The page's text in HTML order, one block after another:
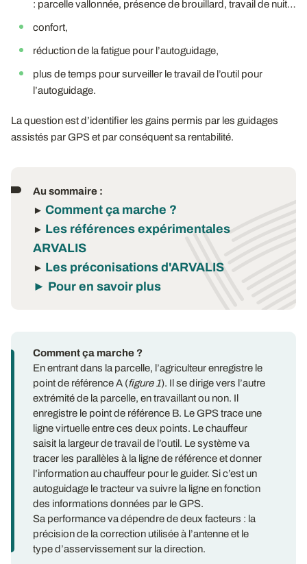
: parcelle vallonnée, présence de brouillard, travail de nuit…
confort,
réduction de la fatigue pour l’autoguidage,
plus de temps pour surveiller le travail de l’outil pour
l’autoguidage.
La question est d’identifier les gains permis par les guidages
assistés par GPS et par conséquent sa rentabilité.
Au sommaire :
► Comment ça marche ?
► Les références expérimentales
ARVALIS
► Les préconisations d'ARVALIS
► Pour en savoir plus
Comment ça marche ?
En entrant dans la parcelle, l’agriculteur enregistre le
point de référence A (figure 1). Il se dirige vers l’autre
extrémité de la parcelle, en travaillant ou non. Il
enregistre le point de référence B. Le GPS trace une
ligne virtuelle entre ces deux points. Le chauffeur
saisit la largeur de travail de l’outil. Le système va
tracer les parallèles à la ligne de référence et donner
l’information au chauffeur pour le guider. Si c’est un
autoguidage le tracteur va suivre la ligne en fonction
des informations données par le GPS.
Sa performance va dépendre de deux facteurs : la
précision de la correction utilisée à l’antenne et le
type d’asservissement sur la direction.